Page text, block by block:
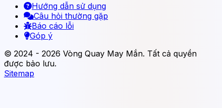
Hướng dẫn sử dụng
Câu hỏi thường gặp
Báo cáo lỗi
Góp ý
© 2024 - 2026 Vòng Quay May Mắn. Tất cả quyền
được bảo lưu.
Sitemap